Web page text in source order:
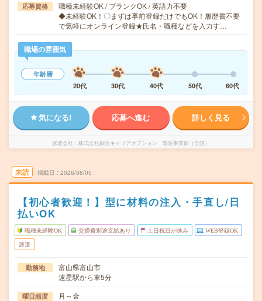
応募資格
職種未経験OK / ブランクOK / 英語力不要
◆未経験OK！〇まずは事前登録だけでもOK！履歴書不要
で気軽にオンライン登録★氏名・職種などを入力す…
職場の雰囲気
年齢層
20代
30代 40代 50代 60代
気になる! 応募へ進む 詳しく見る
派遣会社 株式会社綜合キャリアオプション 製造事業部（全国）
未読 掲載日 2026/08/05
【初心者歓迎！】型に材料の注入・手直し/日
払いOK
職種未経験OK 交通費別途支給あり 土日祝日が休み WEB登録OK
派遣
勤務地
富山県富山市
速星駅から車5分
曜日頻度 月～金